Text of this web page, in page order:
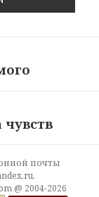
почты
@ 2004-2026